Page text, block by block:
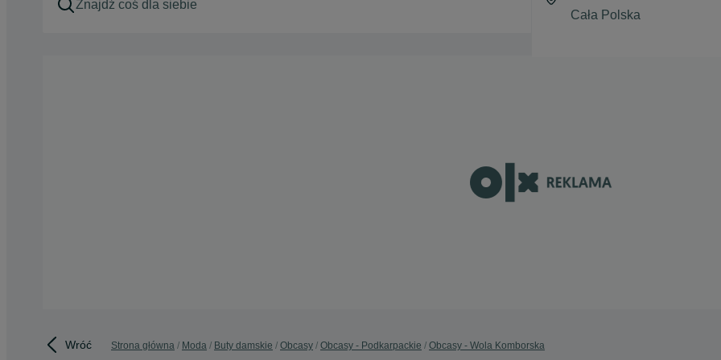
Wróć Strona główna Moda Buty damskie Obcasy Obcasy - Podkarpackie Obcasy - Wola Komborska